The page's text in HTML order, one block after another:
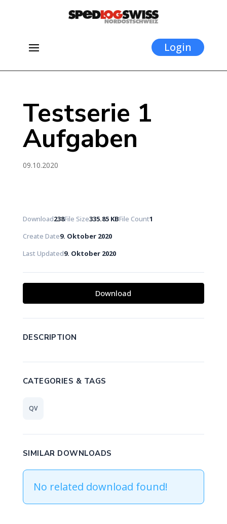
Login
Testserie 1
Aufgaben
09.10.2020
Download238File Size335.85 KBFile Count1
Create Date9. Oktober 2020
Last Updated9. Oktober 2020
Download
DESCRIPTION
CATEGORIES & TAGS
QV
SIMILAR DOWNLOADS
No related download found!